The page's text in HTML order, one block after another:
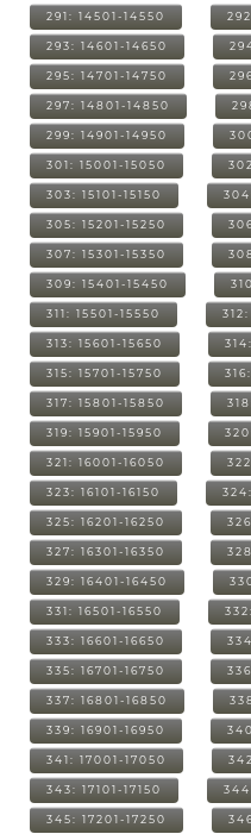
291: 14501-14550
293: 14601-14650
295: 14701-14750
297: 14801-14850
299: 14901-14950
301: 15001-15050
303: 15101-15150
305: 15201-15250
307: 15301-15350
309: 15401-15450
311: 15501-15550
313: 15601-15650
315: 15701-15750
317: 15801-15850
319: 15901-15950
321: 16001-16050
323: 16101-16150
325: 16201-16250
327: 16301-16350
329: 16401-16450
331: 16501-16550
333: 16601-16650
335: 16701-16750
337: 16801-16850
339: 16901-16950
341: 17001-17050
343: 17101-17150
345: 17201-17250